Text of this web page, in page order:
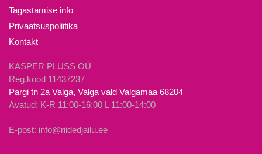
Tagastamise info
Privaatsuspoliitika
Kontakt
KASPER PLUSS OÜ
Reg.kood 11437237
Pargi tn 2a Valga, Valga vald Valgamaa 68204
Avatud: K-R 11:00-16:00 L 11:00-14:00
E-post: info@riidedjailu.ee